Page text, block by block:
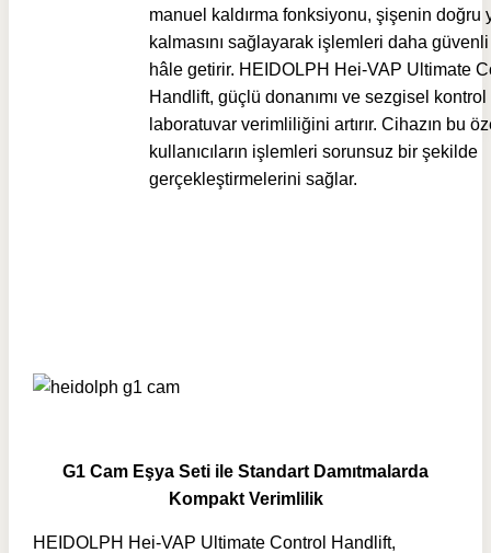
manuel kaldırma fonksiyonu, şişenin doğru
kalmasını sağlayarak işlemleri daha güvenli
hâle getirir. HEIDOLPH Hei-VAP Ultimate
Handlift, güçlü donanımı ve sezgisel
laboratuvar verimliliğini artırır. Cihazın bu
kullanıcıların işlemleri sorunsuz bir şekilde
gerçekleştirmelerini sağlar.
G1 Cam Eşya Seti ile Standart Damıtmalarda
Kompakt Verimlilik
HEIDOLPH Hei-VAP Ultimate Control Handlift,